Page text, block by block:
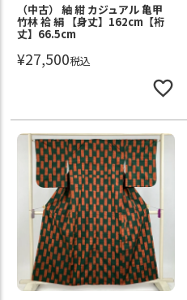
（中古） 紬 紺 カジュアル 亀甲
竹林 袷 絹 【身丈】162cm【裄
丈】66.5cm
¥27,500税込